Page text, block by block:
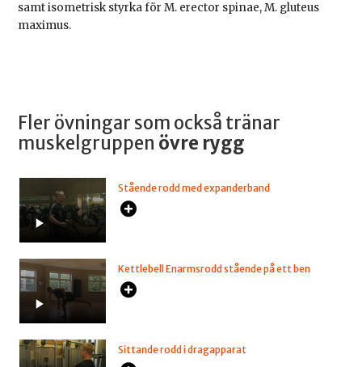
samt isometrisk styrka för M. erector spinae, M. gluteus
maximus.
Fler övningar som också tränar
muskelgruppen övre rygg
Stående rodd med expanderband
Kettlebell Enarmsrodd stående på ett ben
Sittande rodd i dragapparat